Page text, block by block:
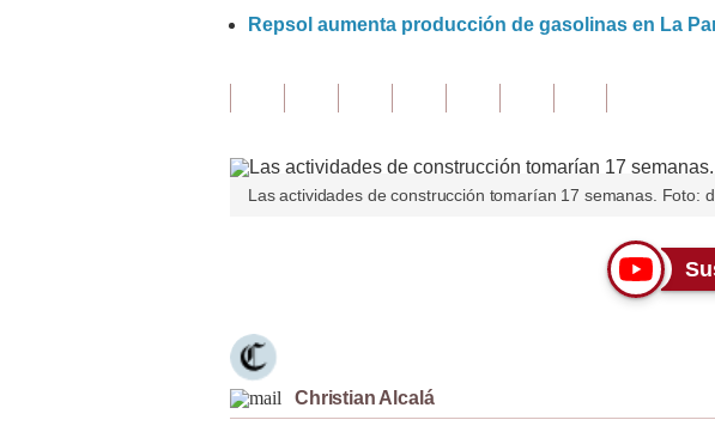
Repsol aumenta producción de gasolinas en La
Las actividades de construcción tomarían 17 semanas. Foto:
Christian Alcalá